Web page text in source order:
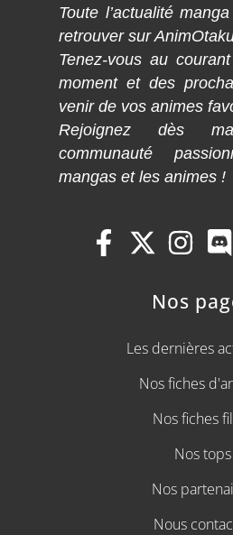
Toute l’actualité
retrouver sur
Tenez-vous au
moment et des
venir de vos animes
Rejoignez dès
communauté
mangas et les animes !
Nos
Les dernières
Nos fiches
Nos fiches
Nos tops
Nos
Nous